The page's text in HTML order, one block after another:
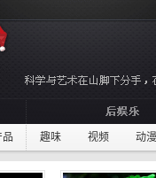
品 趣味 视频 动漫